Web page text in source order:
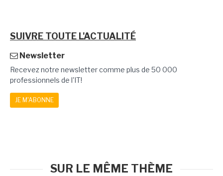
SUIVRE TOUTE L'ACTUALITÉ
Newsletter
Recevez notre newsletter comme plus de 50 000
professionnels de l'IT!
JE M'ABONNE
SUR LE MÊME THÈME